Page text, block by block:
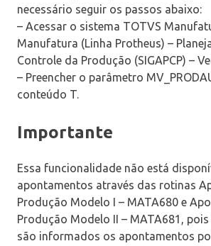
necessário seguir os passos abaixo:
– Acessar o sistema TOTVS
Manufatura (Linha Protheus) –
Controle da Produção (SIGAPCP) –
– Preencher o parâmetro
conteúdo T.
Importante
Essa funcionalidade não está
apontamentos através das rotinas
Produção Modelo I – MATA680 e
Produção Modelo II – MATA681,
são informados os apontamentos